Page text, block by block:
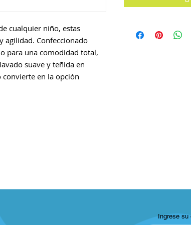
cualquier niño, estas
agilidad. Confeccionado
para una comodidad total,
suave y teñida en
en la opción
Ingrese su